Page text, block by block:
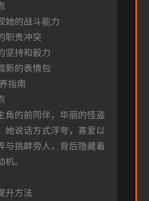
她的战斗能力
职责冲突
坚持和毅力
新的表情包
指南
角的前同伴，华丽的怪盗
她说话方式浮夸，喜爱以
与挑衅旁人，背后隐藏着
机。
升方法